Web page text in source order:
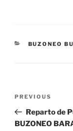
CATEGORIES
BUZONEO
Previous
Post
PREVIOUS
Reparto de
BUZONEO